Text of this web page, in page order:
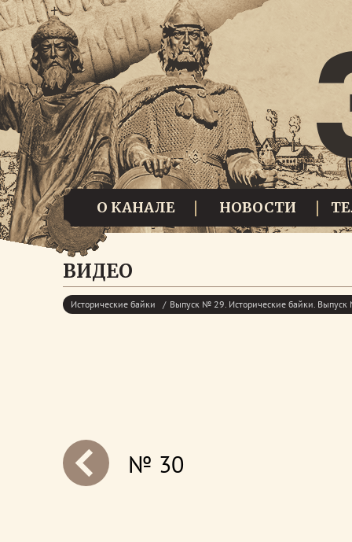
О КАНАЛЕ НОВОСТИ
ВИДЕО
Исторические байки Выпуск № 29. Исторические байки.
№ 30